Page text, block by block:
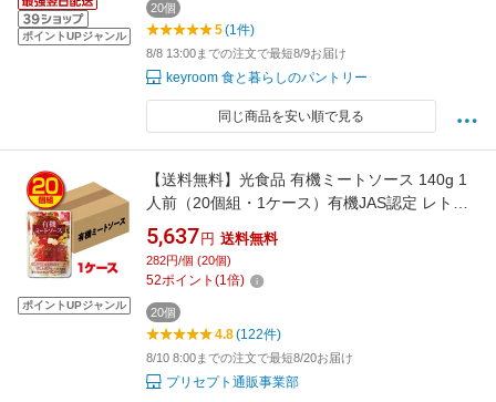
ポイントUPジャンル
20個
5(1件)
8/8 13:00までの注文で最短8/9お届け
keyroom 食と暮らしのパントリー
同じ商品を安い順で見る
ポイントUPジャンル
【送料無料】光食品 有機ミートソース 140g 1
人前（20個組・1ケース）有機JAS認定 レトル
トパウチタイプ オーガニック 北海道産有機牛
肉 有機野菜使用 化学調味料不使用 パスタソー
ス
5,637 円 送料無料
282円/個 (20個)
52ポイント (1倍)
20個
4.8(122件)
8/10 8:00までの注文で最短8/20お届け
プリセプト通販事業部